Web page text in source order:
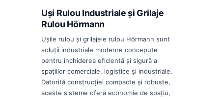
Uși Rulou Industriale și Grilaje
Rulou Hörmann
Ușile rulou și grilajele rulou Hörmann sunt
soluții industriale moderne concepute
pentru închiderea eficientă și sigură a
spațiilor comerciale, logistice și industriale.
Datorită construcției compacte și robuste,
aceste sisteme oferă economie de spațiu,